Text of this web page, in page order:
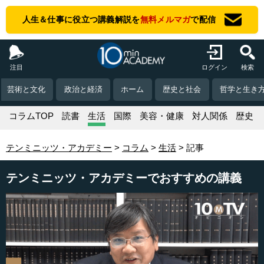
人生＆仕事に役立つ講義解説を無料メルマガで配信
注目 ログイン 検索
芸術と文化 政治と経済 ホーム 歴史と社会 哲学と生き
コラムTOP 読書 生活 国際 美容・健康 対人関係 歴史
テンミニッツ・アカデミー コラム 生活 記事
テンミニッツ・アカデミーでおすすめの講義